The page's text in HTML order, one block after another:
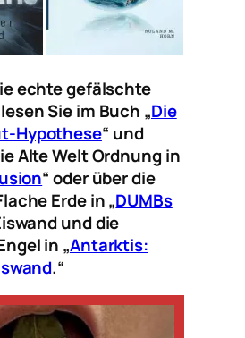
echte gefälschte
Sie im Buch „Die
Hypothese“ und
Alte Welt Ordnung in
“ oder über die
Erde in „DUMBs
und die
in „Antarktis:
.“